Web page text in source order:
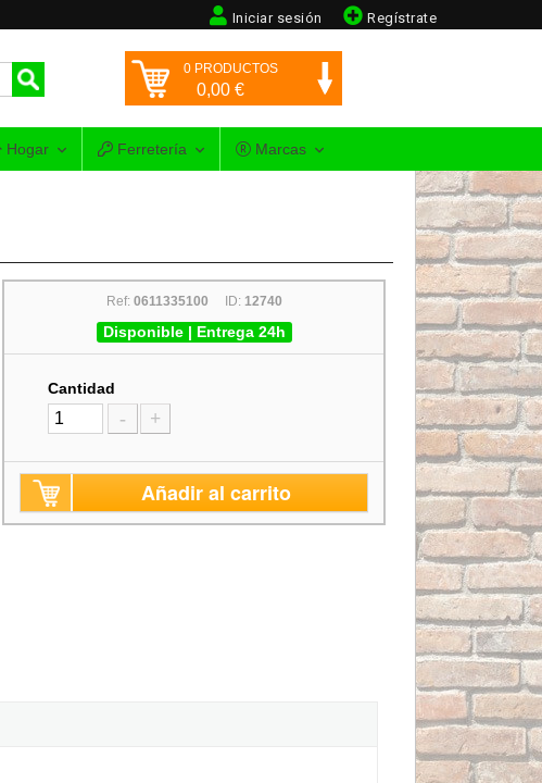
Regístrate
Iniciar sesión
0 PRODUCTOS
0,00 €
Hogar Ferretería Marcas
Ref: 0611335100 ID: 12740
Disponible | Entrega 24h
Cantidad
- +
Añadir al carrito